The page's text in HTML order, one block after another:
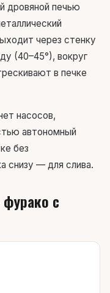
дровяной печью
через стенку
(40–45°), вокруг
в печке
насосов,
автономный
без
снизу — для слива.
с